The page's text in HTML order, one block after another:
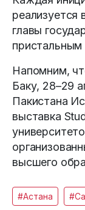
реализуется
главы
Напомним,
Баку, 28–29
Пакистана
выставка
высшего
#Астана